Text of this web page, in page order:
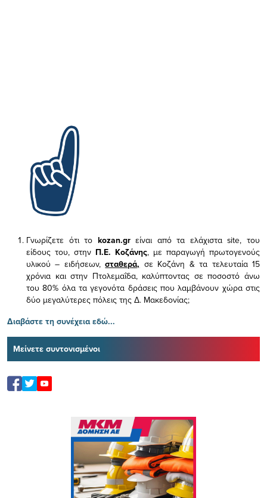
Γνωρίζετε ότι το kozan.gr είναι από τα ελάχισταsite, του
είδους του, στην Π.Ε. Κοζάνης, με παραγωγή πρωτογενούς
υλικού – ειδήσεων,σταθερά, σε Κοζάνη & τα τελευταία 15
χρόνια και στην Πτολεμαΐδα, καλύπτοντας σε ποσοστό άνω
του 80% όλα τα γεγονότα δράσεις που λαμβάνουν χώρα στις
δύο μεγαλύτερες πόλεις της Δ. Μακεδονίας;
Διαβάστε τη συνέχεια εδώ...
Μείνετε συντονισμένοι